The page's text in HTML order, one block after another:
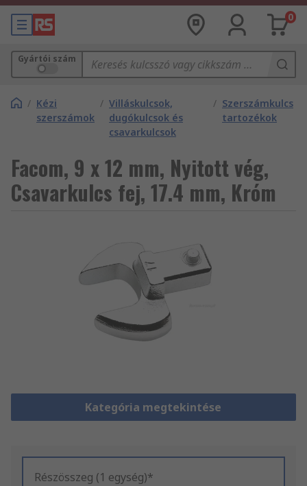
0
Gyártói szám
/ Kézi
szerszámok
/ Villáskulcsok,
dugókulcsok és
csavarkulcsok
/ Szerszámkulcs
tartozékok
Facom, 9 x 12 mm, Nyitott vég,
Csavarkulcs fej, 17.4 mm, Króm
Kategória megtekintése
Részösszeg (1 egység)*